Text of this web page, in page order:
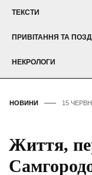
ТЕКСТИ
ПРИВІТАННЯ ТА
НЕКРОЛОГИ
НОВИНИ 15
Життя,